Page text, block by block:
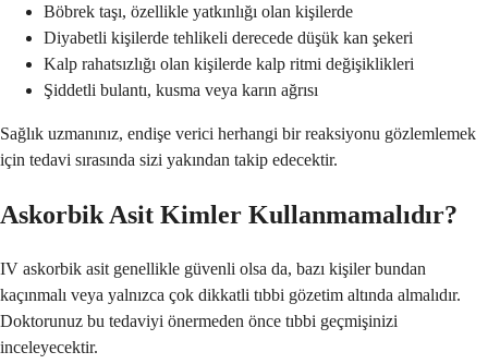
Böbrek taşı, özellikle yatkınlığı olan kişilerde
Diyabetli kişilerde tehlikeli derecede düşük kan şekeri
Kalp rahatsızlığı olan kişilerde kalp ritmi değişiklikleri
Şiddetli bulantı, kusma veya karın ağrısı
Sağlık uzmanınız, endişe verici herhangi bir reaksiyonu gözlemlemek
için tedavi sırasında sizi yakından takip edecektir.
Askorbik Asit Kimler Kullanmamalıdır?
IV askorbik asit genellikle güvenli olsa da, bazı kişiler bundan
kaçınmalı veya yalnızca çok dikkatli tıbbi gözetim altında almalıdır.
Doktorunuz bu tedaviyi önermeden önce tıbbi geçmişinizi
inceleyecektir.